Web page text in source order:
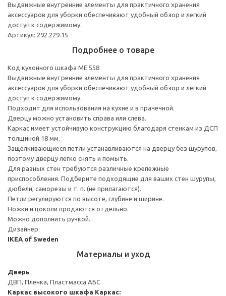
Выдвижные внутренние элементы для практичного хранения
аксессуаров для уборки обеспечивают удобный обзор и легкий
доступ к содержимому.
Артикул: 292.229.15
Подробнее о товаре
Код кухонного шкафа ME 558
Выдвижные внутренние элементы для практичного хранения
аксессуаров для уборки обеспечивают удобный обзор и легкий
доступ к содержимому.
Подходит для использования на кухне и в прачечной.
Дверцу можно установить справа или слева.
Каркас имеет устойчивую конструкцию благодаря стенкам из ДСП
толщиной 18 мм.
Защелкивающиеся петли устанавливаются на дверцу без шурупов,
поэтому дверцу легко снять и помыть.
Для разных стен требуются различные крепежные
приспособления. Подберите подходящие для ваших стен шурупы,
дюбели, саморезы и т. п. (не прилагаются).
Петли регулируются по высоте, глубине и ширине.
Ножки и цоколи продаются отдельно.
Можно дополнить ручкой.
Дизайнер:
IKEA of Sweden
Материалы и уход
Дверь
ДВП, Пленка, Пластмасса АБС
Каркас высокого шкафа Каркас: